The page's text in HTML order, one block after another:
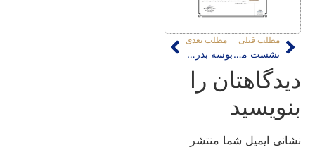
مطلب قبلی
نشست مطالعات آلبوم سایه کاخ گلستان؛ 23 آبان
مطلب بعدی
بوسه بدرقه؛ مروری بر یک ماجرای نیویورکی
دیدگاهتان را
بنویسید
نشانی ایمیل شما منتشر